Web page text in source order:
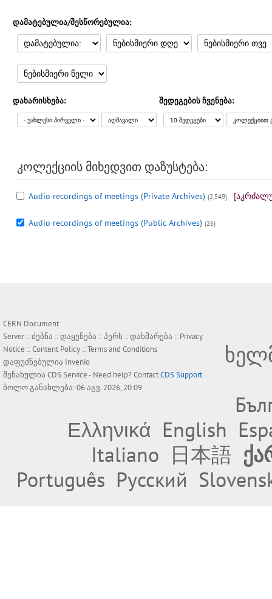
დამატებულია/შესწორებულია:
დახარისხება: შედეგების ჩვენება:
კოლექციის მიხედვით დაზუსტება:
Audio recordings of meetings (Private Archives) (2,549)
Audio recordings of meetings (Public Archives) (26)
CERN Document
Server ::ძებნა ::დაყენება ::პერს ::დახმარება :: Privacy
Notice ::Content Policy ::Terms and Conditions
დაფუძნებულია Invenio
შენახულია CDS Service- Need help? ContactCDS Support.
ბოლო განახლება: 06 აგვ. 2026, 20:09
Ελληνικά English
Italiano 日本語
Português Русский